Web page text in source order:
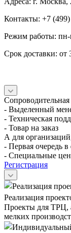
Контакты: +7
Режим работы: пн-
Срок доставки: от
- Выделенный
- Техническая
- Товар на заказ
А для
- Первая очередь
- Специальные
Регистрация
Реализация
Проекты для ТРЦ,
мелких